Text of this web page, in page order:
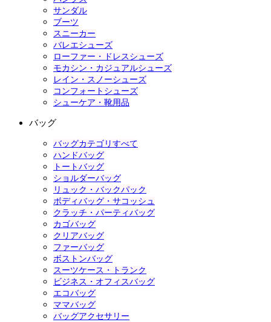
サンダル
ブーツ
スニーカー
バレエシューズ
ローファー・ドレスシューズ
モカシン・カジュアルシューズ
レイン・スノーシューズ
コンフォートシューズ
シューケア・靴用品
バッグ
バッグカテゴリすべて
ハンドバッグ
トートバッグ
ショルダーバッグ
リュック・バックパック
ボディバッグ・サコッシュ
クラッチ・パーティバッグ
カゴバッグ
クリアバッグ
ファーバッグ
ボストンバッグ
スーツケース・トランク
ビジネス・オフィスバッグ
エコバッグ
ママバッグ
バッグアクセサリー